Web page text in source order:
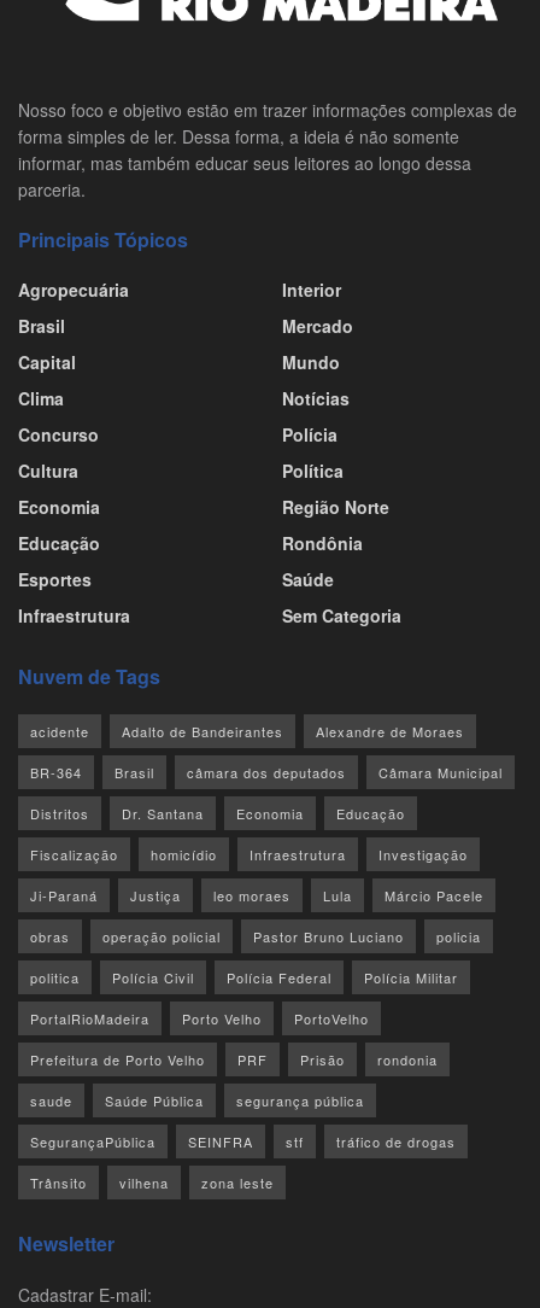
Nosso foco e objetivo estão em trazer informações complexas de
forma simples de ler. Dessa forma, a ideia é não somente
informar, mas também educar seus leitores ao longo dessa
parceria.
Principais Tópicos
Agropecuária
Brasil
Capital
Clima
Concurso
Cultura
Economia
Educação
Esportes
Infraestrutura
Interior
Mercado
Mundo
Notícias
Polícia
Política
Região Norte
Rondônia
Saúde
Sem Categoria
Nuvem de Tags
acidente Adalto de Bandeirantes Alexandre de Moraes
BR-364 Brasil câmara dos deputados Câmara Municipal
Distritos Dr. Santana Economia Educação
Fiscalização homicídio Infraestrutura Investigação
Ji-Paraná Justiça leo moraes Lula Márcio Pacele
obras operação policial Pastor Bruno Luciano policia
politica Polícia Civil Polícia Federal Polícia Militar
PortalRioMadeira Porto Velho PortoVelho
Prefeitura de Porto Velho PRF Prisão rondonia
saude Saúde Pública segurança pública
SegurançaPública SEINFRA stf tráfico de drogas
Trânsito vilhena zona leste
Newsletter
Cadastrar E-mail: